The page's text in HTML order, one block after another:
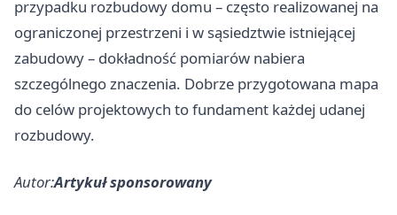
przypadku rozbudowy domu – często realizowanej na
ograniczonej przestrzeni i w sąsiedztwie istniejącej
zabudowy – dokładność pomiarów nabiera
szczególnego znaczenia. Dobrze przygotowana mapa
do celów projektowych to fundament każdej udanej
rozbudowy.
Autor:Artykuł sponsorowany